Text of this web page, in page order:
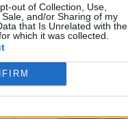
out of Collection, Use,
and/or Sharing of my
that Is Unrelated with the
which it was collected.